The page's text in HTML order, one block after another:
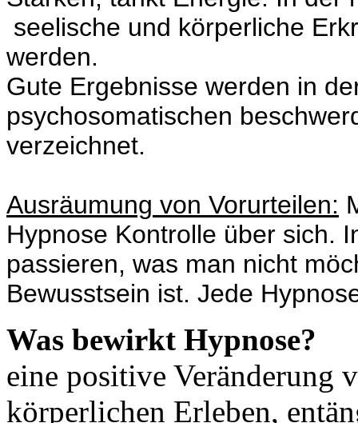
seelische und körperliche
werden.
Gute Ergebnisse werden in
psychosomatischen
verzeichnet.
Ausräumung von Vorurteilen:
Hypnose Kontrolle über sich.
passieren, was man nicht
Bewusstsein ist. Jede
Was bewirkt Hypnose?
eine positive Veränderung
körperlichen Erleben,